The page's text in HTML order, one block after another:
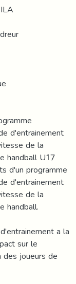
d'entrainement
de la
handball U17
d'un programme
d'entrainement
de la
handball.
a la
sur le
joueurs de